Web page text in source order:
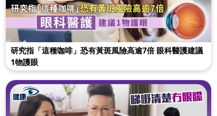
研究指「這種咖啡」恐有黃斑風險高逾7倍 眼科醫護建議
1物護眼